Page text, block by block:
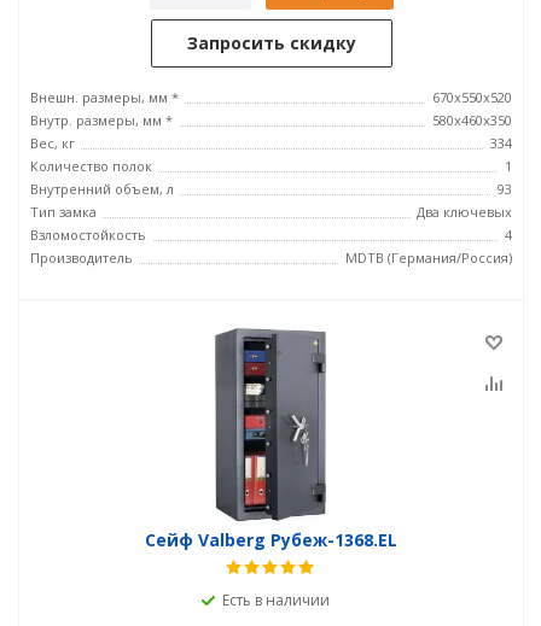
Запросить скидку
Внешн. размеры, мм *
670x550x520
Внутр. размеры, мм *
580x460x350
Вес, кг
334
Количество полок
1
Внутренний объем, л
93
Тип замка
Два ключевых
Взломостойкость
4
Производитель
MDTB (Германия/Россия)
Сейф Valberg Рубеж-1368.EL
Есть в наличии